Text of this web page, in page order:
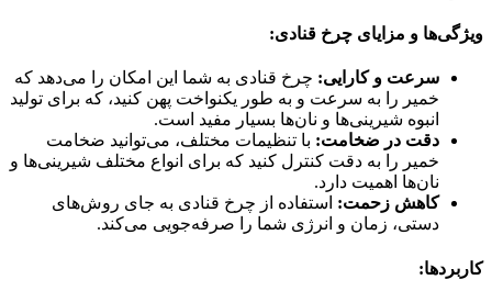
ویژگی‌ها و مزایای چرخ قنادی:
سرعت و کارایی: چرخ قنادی به شما این امکان را می‌دهد که
خمیر را به سرعت و به طور یکنواخت پهن کنید، که برای تولید
انبوه شیرینی‌ها و نان‌ها بسیار مفید است.
دقت در ضخامت: با تنظیمات مختلف، می‌توانید ضخامت
خمیر را به دقت کنترل کنید که برای انواع مختلف شیرینی‌ها و
نان‌ها اهمیت دارد.
کاهش زحمت: استفاده از چرخ قنادی به جای روش‌های
دستی، زمان و انرژی شما را صرفه‌جویی می‌کند.
کاربردها: